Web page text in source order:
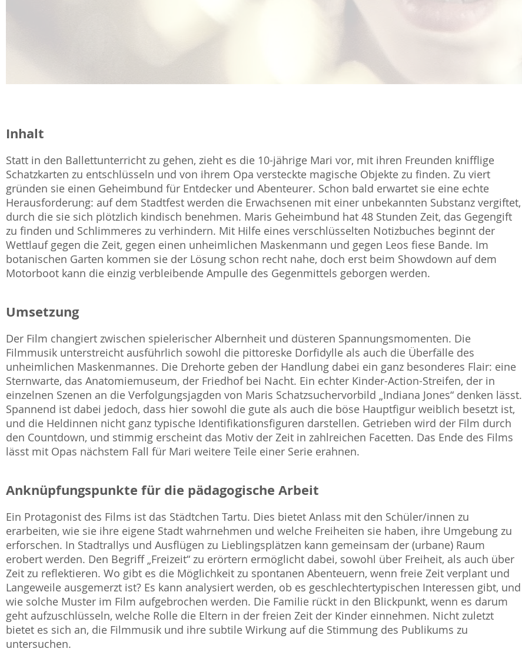
Inhalt
Statt in den Ballettunterricht zu gehen, zieht es die 10-jährige Mari vor, mit ihren Freunden knifflige
Schatzkarten zu entschlüsseln und von ihrem Opa versteckte magische Objekte zu finden. Zu viert
gründen sie einen Geheimbund für Entdecker und Abenteurer. Schon bald erwartet sie eine echte
Herausforderung: auf dem Stadtfest werden die Erwachsenen mit einer unbekannten Substanz vergiftet,
durch die sie sich plötzlich kindisch benehmen. Maris Geheimbund hat 48 Stunden Zeit, das Gegengift
zu finden und Schlimmeres zu verhindern. Mit Hilfe eines verschlüsselten Notizbuches beginnt der
Wettlauf gegen die Zeit, gegen einen unheimlichen Maskenmann und gegen Leos fiese Bande. Im
botanischen Garten kommen sie der Lösung schon recht nahe, doch erst beim Showdown auf dem
Motorboot kann die einzig verbleibende Ampulle des Gegenmittels geborgen werden.
Umsetzung
Der Film changiert zwischen spielerischer Albernheit und düsteren Spannungsmomenten. Die
Filmmusik unterstreicht ausführlich sowohl die pittoreske Dorfidylle als auch die Überfälle des
unheimlichen Maskenmannes. Die Drehorte geben der Handlung dabei ein ganz besonderes Flair: eine
Sternwarte, das Anatomiemuseum, der Friedhof bei Nacht. Ein echter Kinder-Action-Streifen, der in
einzelnen Szenen an die Verfolgungsjagden von Maris Schatzsuchervorbild „Indiana Jones“ denken lässt.
Spannend ist dabei jedoch, dass hier sowohl die gute als auch die böse Hauptfigur weiblich besetzt ist,
und die Heldinnen nicht ganz typische Identifikationsfiguren darstellen. Getrieben wird der Film durch
den Countdown, und stimmig erscheint das Motiv der Zeit in zahlreichen Facetten. Das Ende des Films
lässt mit Opas nächstem Fall für Mari weitere Teile einer Serie erahnen.
Anknüpfungspunkte für die pädagogische Arbeit
Ein Protagonist des Films ist das Städtchen Tartu. Dies bietet Anlass mit den Schüler/innen zu
erarbeiten, wie sie ihre eigene Stadt wahrnehmen und welche Freiheiten sie haben, ihre Umgebung zu
erforschen. In Stadtrallys und Ausflügen zu Lieblingsplätzen kann gemeinsam der (urbane) Raum
erobert werden. Den Begriff „Freizeit“ zu erörtern ermöglicht dabei, sowohl über Freiheit, als auch über
Zeit zu reflektieren. Wo gibt es die Möglichkeit zu spontanen Abenteuern, wenn freie Zeit verplant und
Langeweile ausgemerzt ist? Es kann analysiert werden, ob es geschlechtertypischen Interessen gibt, und
wie solche Muster im Film aufgebrochen werden. Die Familie rückt in den Blickpunkt, wenn es darum
geht aufzuschlüsseln, welche Rolle die Eltern in der freien Zeit der Kinder einnehmen. Nicht zuletzt
bietet es sich an, die Filmmusik und ihre subtile Wirkung auf die Stimmung des Publikums zu
untersuchen.